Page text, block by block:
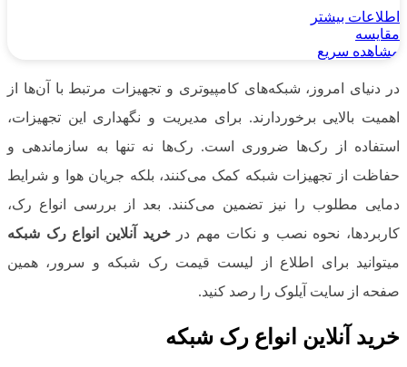
اطلاعات بیشتر
مقایسه
مشاهده سریع
در دنیای امروز، شبکه‌های کامپیوتری و تجهیزات مرتبط با آن‌ها از
اهمیت بالایی برخوردارند. برای مدیریت و نگهداری این تجهیزات،
استفاده از رک‌ها ضروری است. رک‌ها نه تنها به سازماندهی و
حفاظت از تجهیزات شبکه کمک می‌کنند، بلکه جریان هوا و شرایط
دمایی مطلوب را نیز تضمین می‌کنند. بعد از بررسی انواع رک،
کاربردها، نحوه نصب و نکات مهم درخرید آنلاین انواع رک شبکه
میتوانید برای اطلاع از لیست قیمت رک شبکه و سرور، همین
صفحه از سایت آیلوک را رصد کنید.
خرید آنلاین انواع رک شبکه